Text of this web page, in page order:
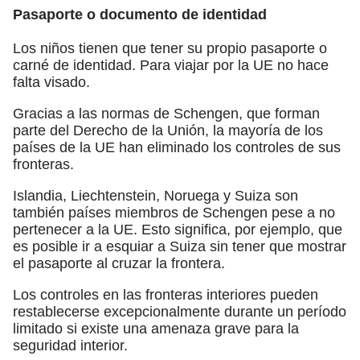
Pasaporte o documento de identidad
Los niños tienen que tener su propio pasaporte o
carné de identidad. Para viajar por la UE no hace
falta visado.
Gracias a las normas de Schengen, que forman
parte del Derecho de la Unión, la mayoría de los
países de la UE han eliminado los controles de sus
fronteras.
Islandia, Liechtenstein, Noruega y Suiza son
también países miembros de Schengen pese a no
pertenecer a la UE. Esto significa, por ejemplo, que
es posible ir a esquiar a Suiza sin tener que mostrar
el pasaporte al cruzar la frontera.
Los controles en las fronteras interiores pueden
restablecerse excepcionalmente durante un período
limitado si existe una amenaza grave para la
seguridad interior.